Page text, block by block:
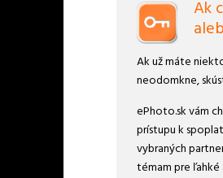
Ak
Ak už máte
neodomkne,
ePhoto.sk vám
prístupu k
vybraných
témam pre ľahké